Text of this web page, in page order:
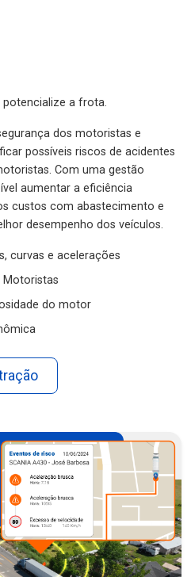
a frota.
dos motoristas e
possíveis riscos de acidentes
Com uma gestão
aumentar a eficiência
custos com abastecimento e
desempenho dos veículos.
curvas e acelerações
Motoristas
do motor